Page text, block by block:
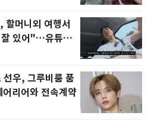
할머니외 여행서
잘 있어"…유튜브
우, 그루비룸 품
리어와 전속계약